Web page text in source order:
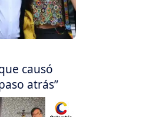
causó
atrás”